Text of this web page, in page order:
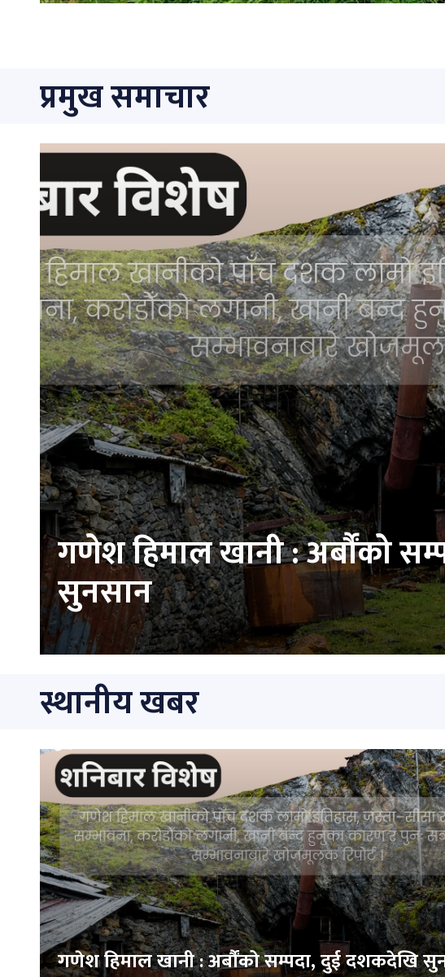
प्रमुख समाचार
गणेश हिमाल खानी : अर्बौंको
सुनसान
स्थानीय खबर
गणेश हिमाल खानी : अर्बौंको सम्पदा, दुई दशकदेखि